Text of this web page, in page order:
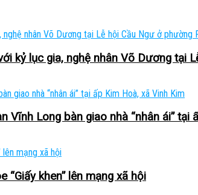
kỷ lục gia, nghệ nhân Võ Dương tại
Long bàn giao nhà “nhân ái” tại
khen” lên mạng xã hội